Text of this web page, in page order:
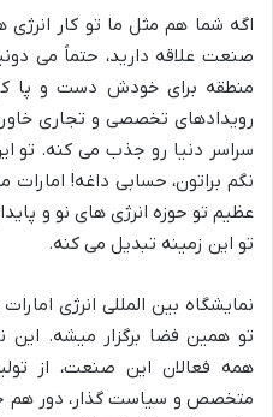
اگه شما هم مثل ما تو کار
صنعت علاقه دارید، حتماً می
منطقه برای خودش دست و پا
رویدادهای تخصصی و تجاری
سراسر دنیا رو جذب می کنه. تو
نگم براتون، حسابی داغه!
عظیم تو حوزه انرژی های نو و
تو این زمینه تبدیل می کنه.
تو همین فضا برگزار میشه. این
همه فعالان این صنعت، از
متخصص و سیاست گذار، دور هم